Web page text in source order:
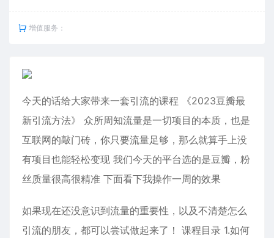
增值服务：
今天的话给大家带来一套引流的课程 《2023豆瓣最
新引流方法》 众所周知流量是一切项目的本质，也是
互联网的敲门砖，你只要流量足够，那么就算手上没
有项目也能轻松变现 我们今天的平台选的是豆瓣，粉
丝质量很高很精准 下面看下我操作一周的效果
如果现在还没意识到流量的重要性，以及不清楚怎么
引流的朋友，都可以尝试做起来了！ 课程目录 1.如何